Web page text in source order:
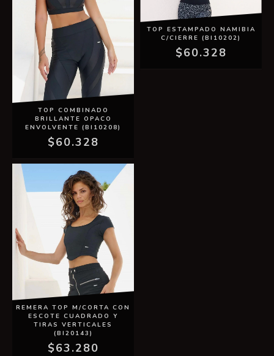
TOP COMBINADO
BRILLANTE OPACO
ENVOLVENTE (BI10208)
$60.328
TOP ESTAMPADO NAMIBIA
C/CIERRE (BI10202)
$60.328
REMERA TOP M/CORTA CON
ESCOTE CUADRADO Y
TIRAS VERTICALES
(BI20143)
$63.280